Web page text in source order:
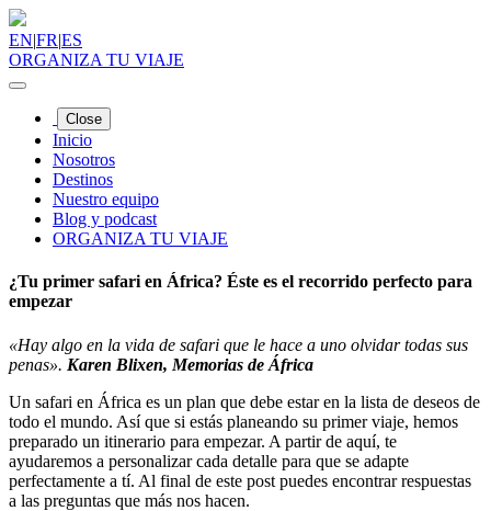
EN|FR|ES
ORGANIZA TU VIAJE
Close
Inicio
Nosotros
Destinos
Nuestro equipo
Blog y podcast
ORGANIZA TU VIAJE
¿Tu primer safari en África? Éste es el recorrido perfecto para
empezar
«Hay algo en la vida de safari que le hace a uno olvidar todas sus
penas». Karen Blixen, Memorias de África
Un safari en África es un plan que debe estar en la lista de deseos de
todo el mundo. Así que si estás planeando su primer viaje, hemos
preparado un itinerario para empezar. A partir de aquí, te
ayudaremos a personalizar cada detalle para que se adapte
perfectamente a tí. Al final de este post puedes encontrar respuestas
a las preguntas que más nos hacen.